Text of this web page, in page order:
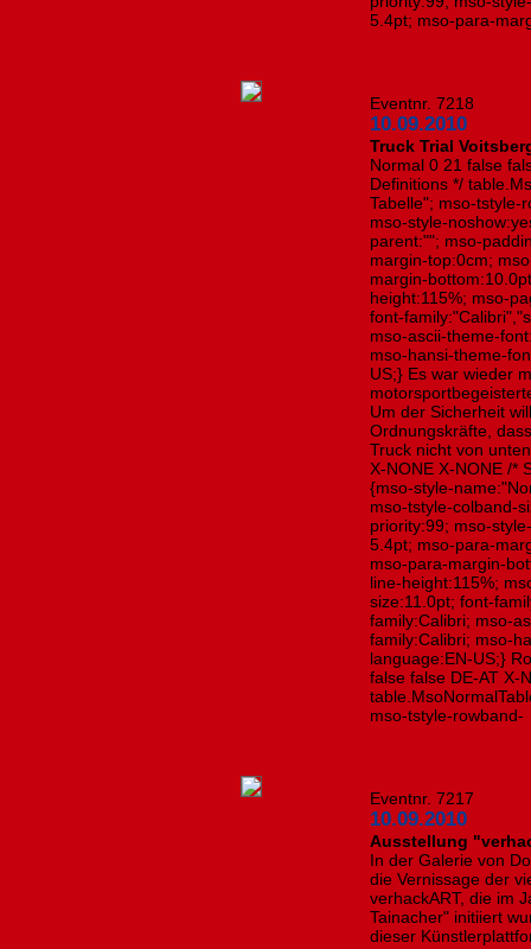
5.4pt; mso-para-
Eventnr. 7218
10.09.2010
Truck Trial
Normal 0 21 false
Definitions */
Tabelle"; mso-tstyle-
mso-style-
parent:""; mso-
margin-top:0cm;
margin-
height:115%; mso-
font-
mso-ascii-theme-
mso-hansi-theme-
US;} Es war wieder
Um der Sicherheit
Ordnungskräfte,
Truck nicht von
X-NONE X-NONE /*
{mso-style-
mso-tstyle-colband-
priority:99; mso-
5.4pt; mso-para-
mso-para-margin-
line-height:115%;
size:11.0pt; font-
family:Calibri; mso-
family:Calibri; mso-
language:EN-US;}
false false DE-AT X-
mso-tstyle-rowband-
Eventnr. 7217
10.09.2010
Ausstellung
In der Galerie von
die Vernissage der
verhackART, die im
Tainacher" initiiert
dieser